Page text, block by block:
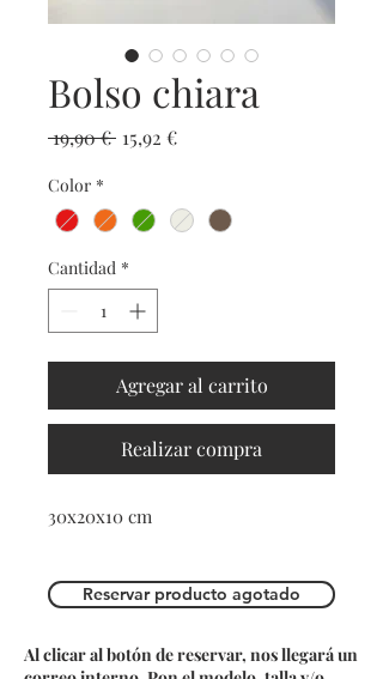
Bolso chiara
19,90 € Precio
15,92 €Precio
Color *
Cantidad *
Agregar al carrito
Realizar compra
30x20x10 cm
Reservar producto agotado
Al clicar al botón de reservar, nos llegará un